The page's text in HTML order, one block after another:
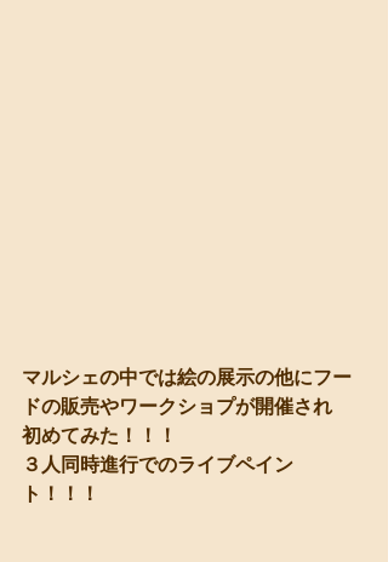
マルシェの中では絵の展示の他にフー
ドの販売やワークショプが開催され
初めてみた！！！
３人同時進行でのライブペイン
ト！！！